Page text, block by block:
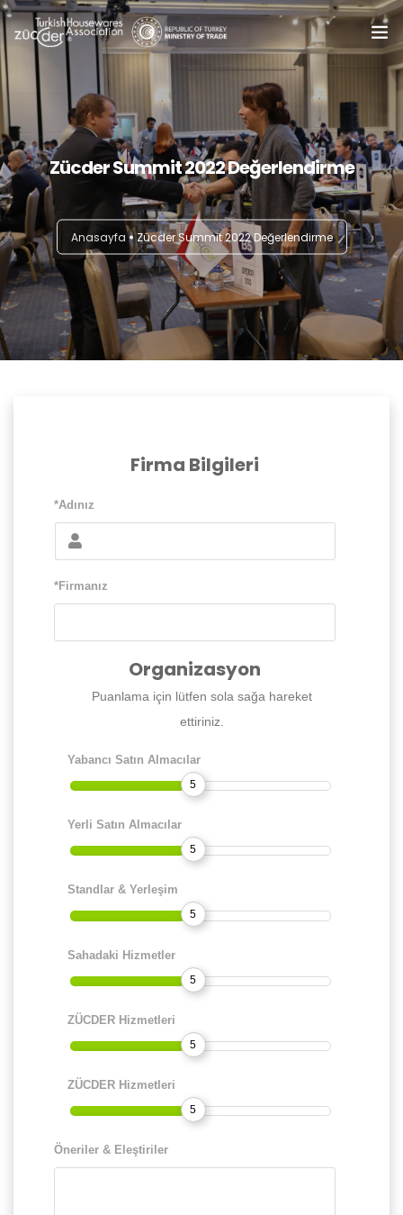
Home
About Us
Summits
Trade Delegations
Online B2B
Zücder Summit 2022 Değerlendirme
Anasayfa Zücder Summit 2022 Değerlendirme
Firma Bilgileri
*Adınız
*Firmanız
Organizasyon
Puanlama için lütfen sola sağa hareket
ettiriniz.
Yabancı Satın Almacılar
5
Yerli Satın Almacılar
5
Standlar & Yerleşim
5
Sahadaki Hizmetler
5
ZÜCDER Hizmetleri
5
ZÜCDER Hizmetleri
5
Öneriler & Eleştiriler